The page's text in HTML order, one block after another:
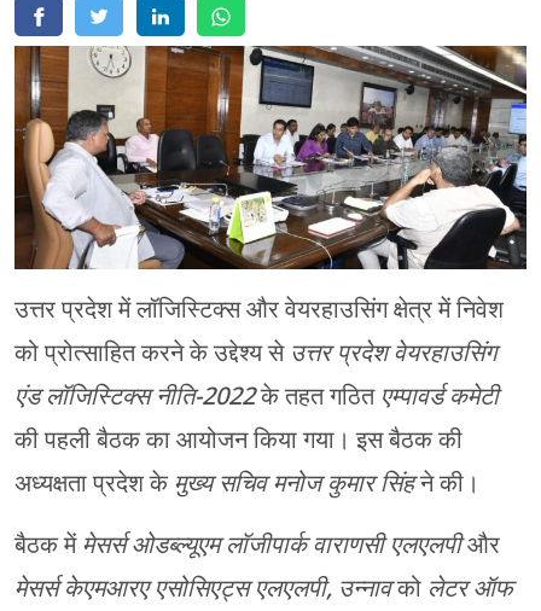
उत्तर प्रदेश में लॉजिस्टिक्स और वेयरहाउसिंग क्षेत्र में निवेश
को प्रोत्साहित करने के उद्देश्य से उत्तर प्रदेश वेयरहाउसिंग
एंड लॉजिस्टिक्स नीति-2022के तहत गठित एम्पावर्ड कमेटी
की पहली बैठक का आयोजन किया गया। इस बैठक की
अध्यक्षता प्रदेश केमुख्य सचिव मनोज कुमार सिंहने की।
बैठक मेंमेसर्स ओडब्ल्यूएम लॉजीपार्क वाराणसी एलएलपीऔर
मेसर्स केएमआरए एसोसिएट्स एलएलपी, उन्नावको लेटर ऑफ
मथुरा
मेरठ
मुरादाबाद
गोरखपुर
प्रयागराज
रामपुर